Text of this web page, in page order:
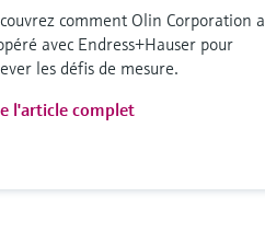
comment Olin Corporation a
avec Endress+Hauser pour
les défis de mesure.
l'article complet